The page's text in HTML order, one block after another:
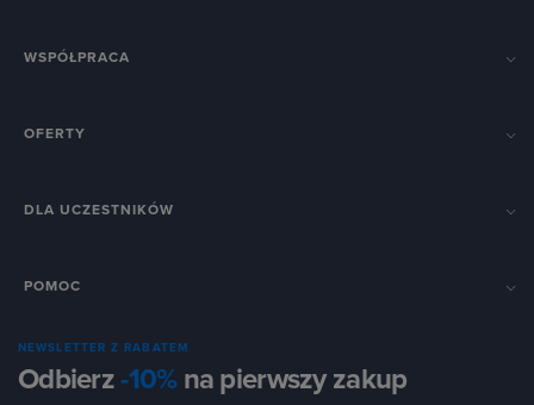
WSPÓŁPRACA
OFERTY
DLA UCZESTNIKÓW
POMOC
NEWSLETTER Z RABATEM
Odbierz-10%na pierwszy zakup